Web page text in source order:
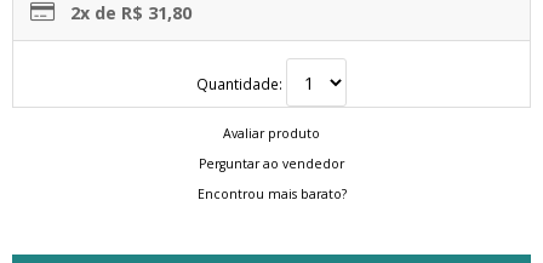
2x de R$ 31,80
Quantidade:
Avaliar produto
Perguntar ao vendedor
Encontrou mais barato?